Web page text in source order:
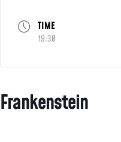
TIME
19:30
Frankenstein